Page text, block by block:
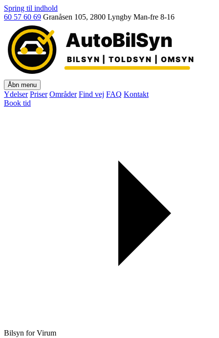
Spring til indhold
60 57 60 69 Granåsen 105, 2800 Lyngby Man-fre 8-16
AutoBilSyn
BILSYN | TOLDSYN | OMSYN
Åbn menu
Ydelser Priser Områder Find vej FAQ Kontakt
Book tid
Bilsyn for Virum